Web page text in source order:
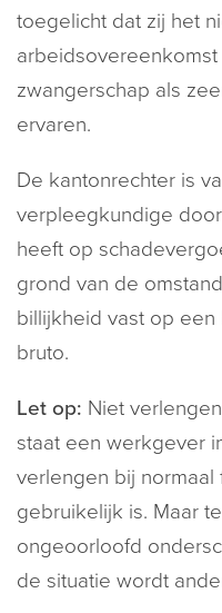
toegelicht dat zij het
zwangerschap als
ervaren.
De kantonrechter is
verpleegkundige
heeft op
grond van de
billijkheid vast op
bruto.
Let op: Niet
staat een werkgever
verlengen bij normaal
gebruikelijk is. Maar
ongeoorloofd
de situatie wordt